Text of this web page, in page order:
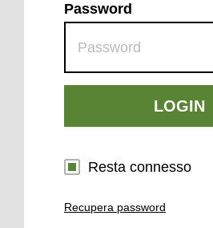
Password
LOGIN
Resta connesso
Recupera password